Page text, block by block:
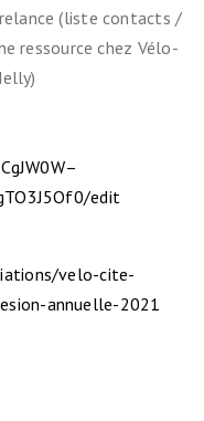
(liste contacts /
ressource chez Vélo-
edit
velo-cite-
annuelle-2021